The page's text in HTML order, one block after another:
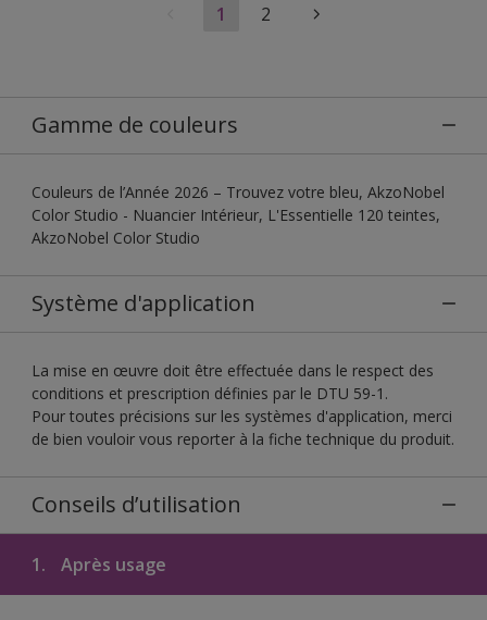
1 2
Gamme de couleurs
Couleurs de l’Année 2026 – Trouvez votre bleu, AkzoNobel
Color Studio - Nuancier Intérieur, L'Essentielle 120 teintes,
AkzoNobel Color Studio
Système d'application
La mise en œuvre doit être effectuée dans le respect des
conditions et prescription définies par le DTU 59-1.
Pour toutes précisions sur les systèmes d'application, merci
de bien vouloir vous reporter à la fiche technique du produit.
Conseils d’utilisation
1. Après usage